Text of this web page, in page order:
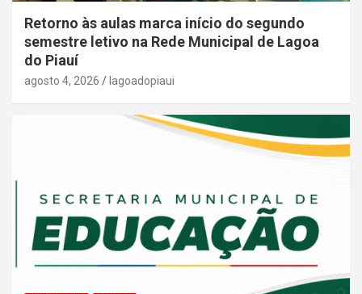
Retorno às aulas marca início do segundo
semestre letivo na Rede Municipal de Lagoa
do Piauí
agosto 4, 2026 lagoadopiaui